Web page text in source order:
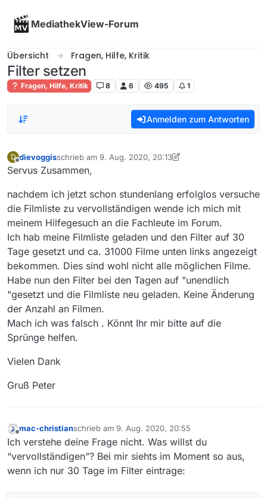
MediathekView-Forum
Übersicht Fragen, Hilfe, Kritik
Filter setzen
Fragen, Hilfe, Kritik 8 6 495 1
Anmelden zum Antworten
D dievoggisschrieb am 9. Aug. 2020, 20:13
zuletzt editiert von dievoggis 8. Sept. 2020, 22:15
Servus Zusammen,
nachdem ich jetzt schon stundenlang erfolglos versuche
die Filmliste zu vervollständigen wende ich mich mit
meinem Hilfegesuch an die Fachleute im Forum.
Ich hab meine Filmliste geladen und den Filter auf 30
Tage gesetzt und ca. 31000 Filme unten links angezeigt
bekommen. Dies sind wohl nicht alle möglichen Filme.
Habe nun den Filter bei den Tagen auf "unendlich
"gesetzt und die Filmliste neu geladen. Keine Änderung
der Anzahl an Filmen.
Mach ich was falsch . Könnt Ihr mir bitte auf die
Sprünge helfen.
Vielen Dank
Gruß Peter
mac-christianschrieb am 9. Aug. 2020, 20:55
zuletzt editiert von
Ich verstehe deine Frage nicht. Was willst du
“vervollständigen”? Bei mir siehts im Moment so aus,
wenn ich nur 30 Tage im Filter eintrage: